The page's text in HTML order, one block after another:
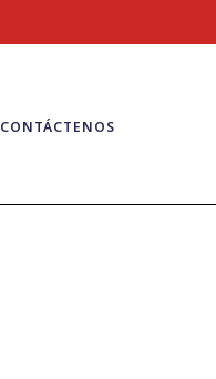
CONTÁCTENOS